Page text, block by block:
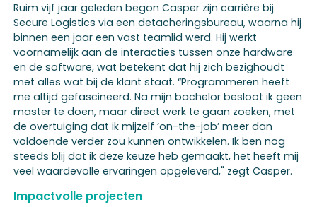
Ruim vijf jaar geleden begon Casper zijn carrière bij
Secure Logistics via een detacheringsbureau, waarna hij
binnen een jaar een vast teamlid werd. Hij werkt
voornamelijk aan de interacties tussen onze hardware
en de software, wat betekent dat hij zich bezighoudt
met alles wat bij de klant staat. “Programmeren heeft
me altijd gefascineerd. Na mijn bachelor besloot ik geen
master te doen, maar direct werk te gaan zoeken, met
de overtuiging dat ik mijzelf ‘on-the-job’ meer dan
voldoende verder zou kunnen ontwikkelen. Ik ben nog
steeds blij dat ik deze keuze heb gemaakt, het heeft mij
veel waardevolle ervaringen opgeleverd," zegt Casper.
Impactvolle projecten